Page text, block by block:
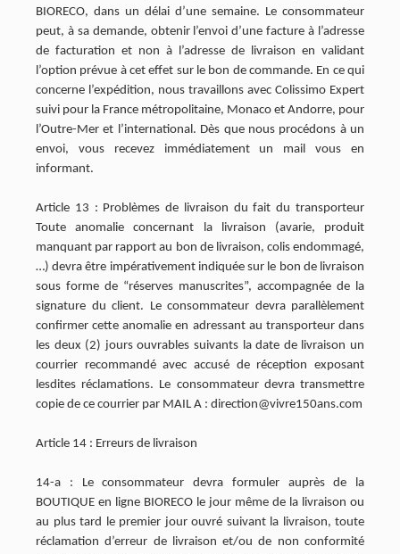
BIORECO, dans un délai d’une semaine. Le consommateur
peut, à sa demande, obtenir l’envoi d’une facture à l’adresse
de facturation et non à l’adresse de livraison en validant
l’option prévue à cet effet sur le bon de commande. En ce qui
concerne l’expédition, nous travaillons avec Colissimo Expert
suivi pour la France métropolitaine, Monaco et Andorre, pour
l’Outre-Mer et l’international. Dès que nous procédons à un
envoi, vous recevez immédiatement un mail vous en
informant.
Article 13 : Problèmes de livraison du fait du transporteur
Toute anomalie concernant la livraison (avarie, produit
manquant par rapport au bon de livraison, colis endommagé,
…) devra être impérativement indiquée sur le bon de livraison
sous forme de “réserves manuscrites”, accompagnée de la
signature du client. Le consommateur devra parallèlement
confirmer cette anomalie en adressant au transporteur dans
les deux (2) jours ouvrables suivants la date de livraison un
courrier recommandé avec accusé de réception exposant
lesdites réclamations. Le consommateur devra transmettre
copie de ce courrier par MAIL A : direction@vivre150ans.com
Article 14 : Erreurs de livraison
14-a : Le consommateur devra formuler auprès de la
BOUTIQUE en ligne BIORECO le jour même de la livraison ou
au plus tard le premier jour ouvré suivant la livraison, toute
réclamation d’erreur de livraison et/ou de non conformité